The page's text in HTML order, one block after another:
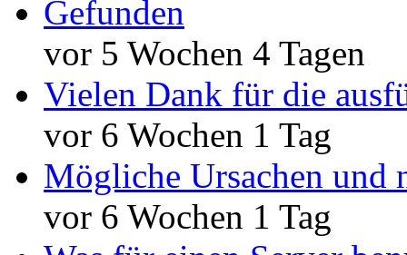
Gefunden
vor 5 Wochen 4 Tagen
Vielen Dank für die
vor 6 Wochen 1 Tag
Mögliche Ursachen und
vor 6 Wochen 1 Tag